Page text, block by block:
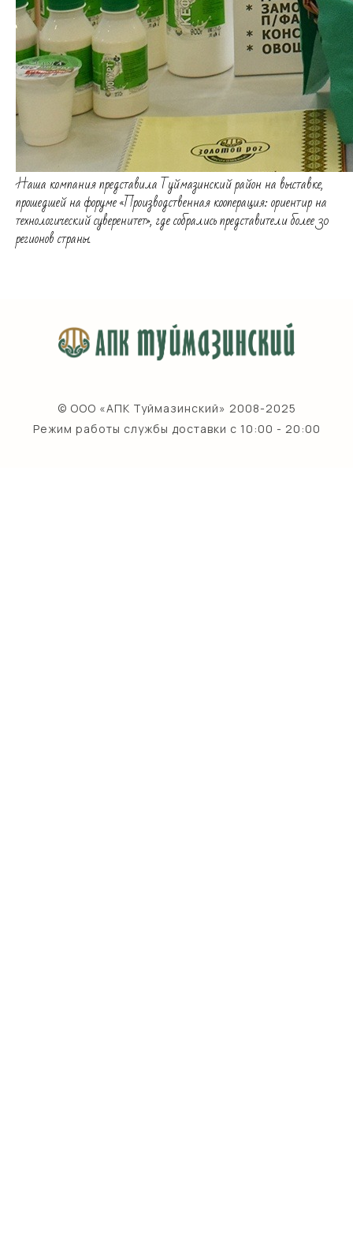
Наша компания представила Туймазинский район на выставке,
прошедшей на форуме «Производственная кооперация: ориентир на
технологический суверенитет», где собрались представители более 30
регионов страны.
© ООО «АПК Туймазинский» 2008-2025
Режим работы службы доставки с 10:00 - 20:00